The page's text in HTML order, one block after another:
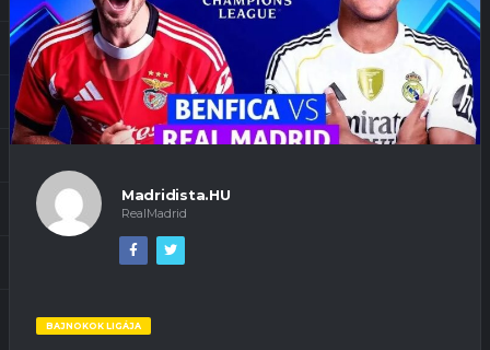
Madridista.HU
RealMadrid
BAJNOKOK LIGÁJA